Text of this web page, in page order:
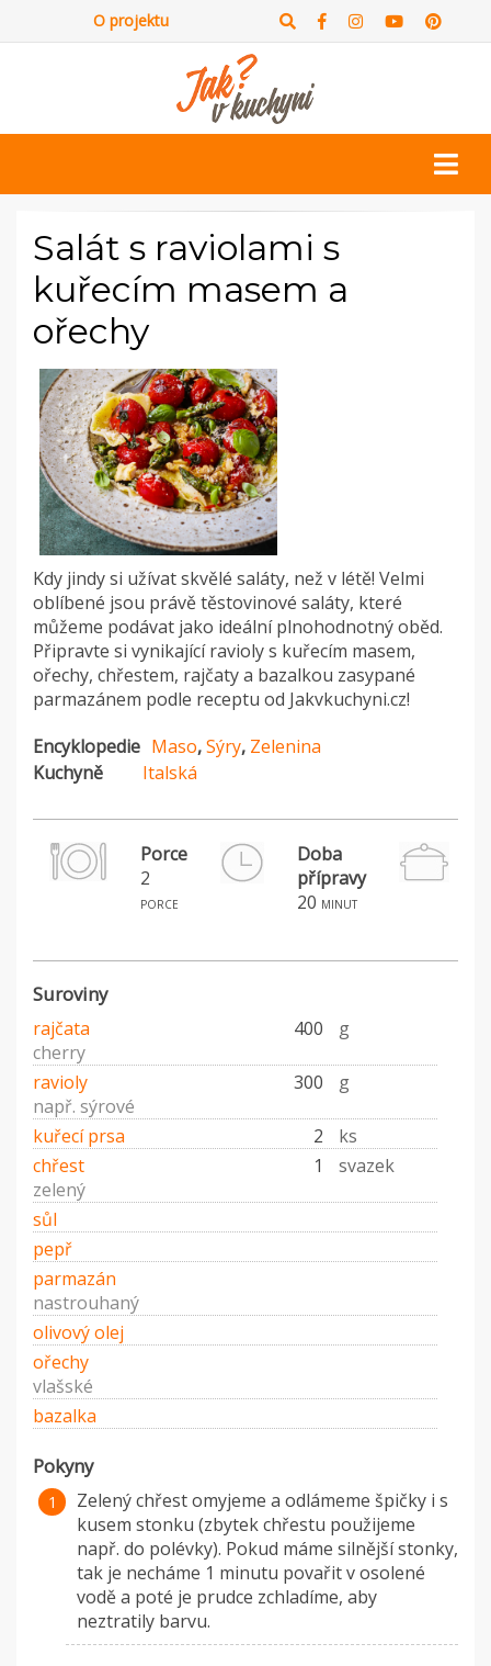
O projektu
Salát s raviolami s
kuřecím masem a
ořechy
Kdy jindy si užívat skvělé saláty, než v létě! Velmi
oblíbené jsou právě těstovinové saláty, které
můžeme podávat jako ideální plnohodnotný oběd.
Připravte si vynikající ravioly s kuřecím masem,
ořechy, chřestem, rajčaty a bazalkou zasypané
parmazánem podle receptu od Jakvkuchyni.cz!
Encyklopedie Maso,Sýry, Zelenina
Kuchyně
Italská
Porce
2
porce
Doba
přípravy
20 minut
Suroviny
rajčata 400
g
cherry
ravioly
300
g
např. sýrové
kuřecí prsa
2
ks
chřest
1
svazek
zelený
sůl
pepř
parmazán
nastrouhaný
olivový olej
ořechy
vlašské
bazalka
Pokyny
Zelený chřest omyjeme a odlámeme špičky i s
kusem stonku (zbytek chřestu použijeme
např. do polévky). Pokud máme silnější stonky,
tak je necháme 1 minutu povařit v osolené
vodě a poté je prudce zchladíme, aby
neztratily barvu.